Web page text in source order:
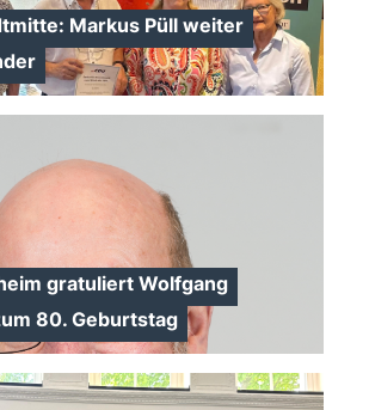
Markus Püll weiter
gratuliert Wolfgang
80. Geburtstag